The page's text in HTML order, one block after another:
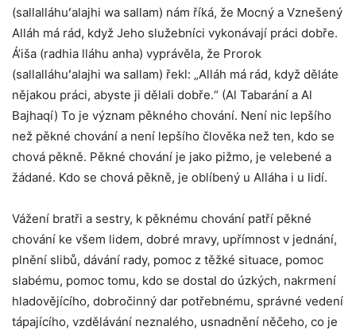
(sallalláhuʻalajhi wa sallam) nám říká, že Mocný a Vznešený
Alláh má rád, když Jeho služebníci vykonávají práci dobře.
Á’iša (radhia lláhu anha) vyprávěla, že Prorok
(sallalláhuʻalajhi wa sallam) řekl: „Alláh má rád, když děláte
nějakou práci, abyste ji dělali dobře.“ (Al Tabarání a Al
Bajhaqí) To je význam pěkného chování. Není nic lepšího
než pěkné chování a není lepšího člověka než ten, kdo se
chová pěkně. Pěkné chování je jako pižmo, je velebené a
žádané. Kdo se chová pěkně, je oblíbený u Alláha i u lidí.
Vážení bratři a sestry, k pěknému chování patří pěkné
chování ke všem lidem, dobré mravy, upřímnost v jednání,
plnění slibů, dávání rady, pomoc z těžké situace, pomoc
slabému, pomoc tomu, kdo se dostal do úzkých, nakrmení
hladovějícího, dobročinný dar potřebnému, správné vedení
tápajícího, vzdělávání neznalého, usnadnění něčeho, co je